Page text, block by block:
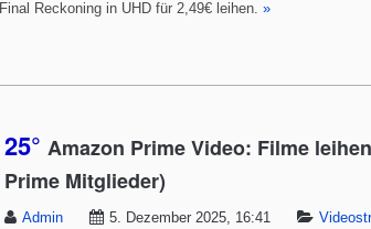
Final Reckoning in UHD für 2,49€ leihen. »
25° Amazon Prime Video: Filme
Prime Mitglieder)
Admin 5. Dezember 2025, 16:41